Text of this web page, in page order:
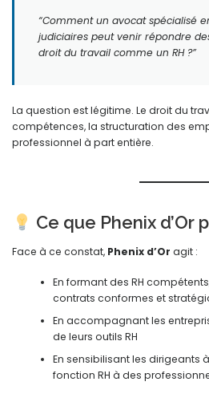
“Comment un avocat spécialisé
judiciaires peut venir répondre
droit du travail comme un RH ?”
La question est légitime. Le droit du
compétences, la structuration des
professionnel à part entière.
Ce que Phenix d’Or
Face à ce constat, Phenix d’Or agit :
En formant des RH
contrats conformes et
En accompagnant les
de leurs outils RH
En sensibilisant les dirigeants
fonction RH à des